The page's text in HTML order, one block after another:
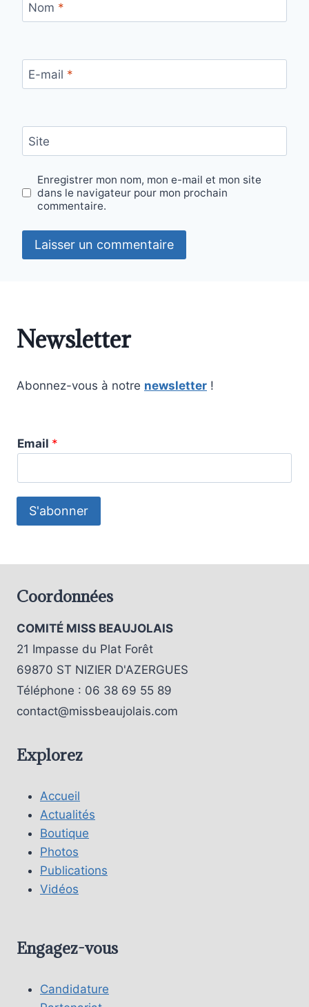
Nom *
E-mail *
Site
Enregistrer mon nom, mon e-mail et mon site
dans le navigateur pour mon prochain
commentaire.
Newsletter
Abonnez-vous à notre newsletter !
Email *
S'abonner
Coordonnées
COMITÉ MISS BEAUJOLAIS
21 Impasse du Plat Forêt
69870 ST NIZIER D'AZERGUES
Téléphone : 06 38 69 55 89
contact@missbeaujolais.com
Explorez
Accueil
Actualités
Boutique
Photos
Publications
Vidéos
Engagez-vous
Candidature